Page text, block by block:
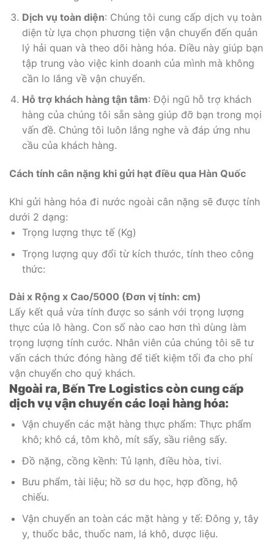
Dịch vụ toàn diện: Chúng tôi cung cấp dịch vụ toàn
diện từ lựa chọn phương tiện vận chuyển đến quản
lý hải quan và theo dõi hàng hóa. Điều này giúp bạn
tập trung vào việc kinh doanh của mình mà không
cần lo lắng về vận chuyển.
Hỗ trợ khách hàng tận tâm: Đội ngũ hỗ trợ khách
hàng của chúng tôi sẵn sàng giúp đỡ bạn trong mọi
vấn đề. Chúng tôi luôn lắng nghe và đáp ứng nhu
cầu của khách hàng.
Cách tính cân nặng khi gửi hạt điều qua Hàn Quốc
Khi gửi hàng hóa đi nước ngoài cân nặng sẽ được tính
dưới 2 dạng:
Trọng lượng thực tế (Kg)
Trọng lượng quy đổi từ kích thước, tính theo công
thức:
Dài x Rộng x Cao/5000 (Đơn vị tính: cm)
Lấy kết quả vừa tính được so sánh với trọng lượng
thực của lô hàng. Con số nào cao hơn thì dùng làm
trọng lượng tính cước. Nhân viên của chúng tôi sẽ tư
vấn cách thức đóng hàng để tiết kiệm tối đa cho phí
vận chuyển cho quý khách.
Ngoài ra, Bến Tre Logistics còn cung cấp
dịch vụ vận chuyển các loại hàng hóa:
Vận chuyển các mặt hàng thực phẩm: Thực phẩm
khô; khô cá, tôm khô, mít sấy, sầu riêng sấy.
Đồ nặng, cồng kềnh: Tủ lạnh, điều hòa, tivi.
Bưu phẩm, tài liệu; hồ sơ du học, hợp đồng, hộ
chiếu.
Vận chuyển an toàn các mặt hàng y tế: Đông y, tây
y, thuốc bắc, thuốc nam, lá khô, dược liệu.